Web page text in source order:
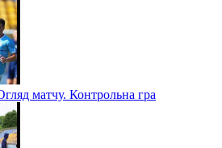
матчу. Контрольна гра